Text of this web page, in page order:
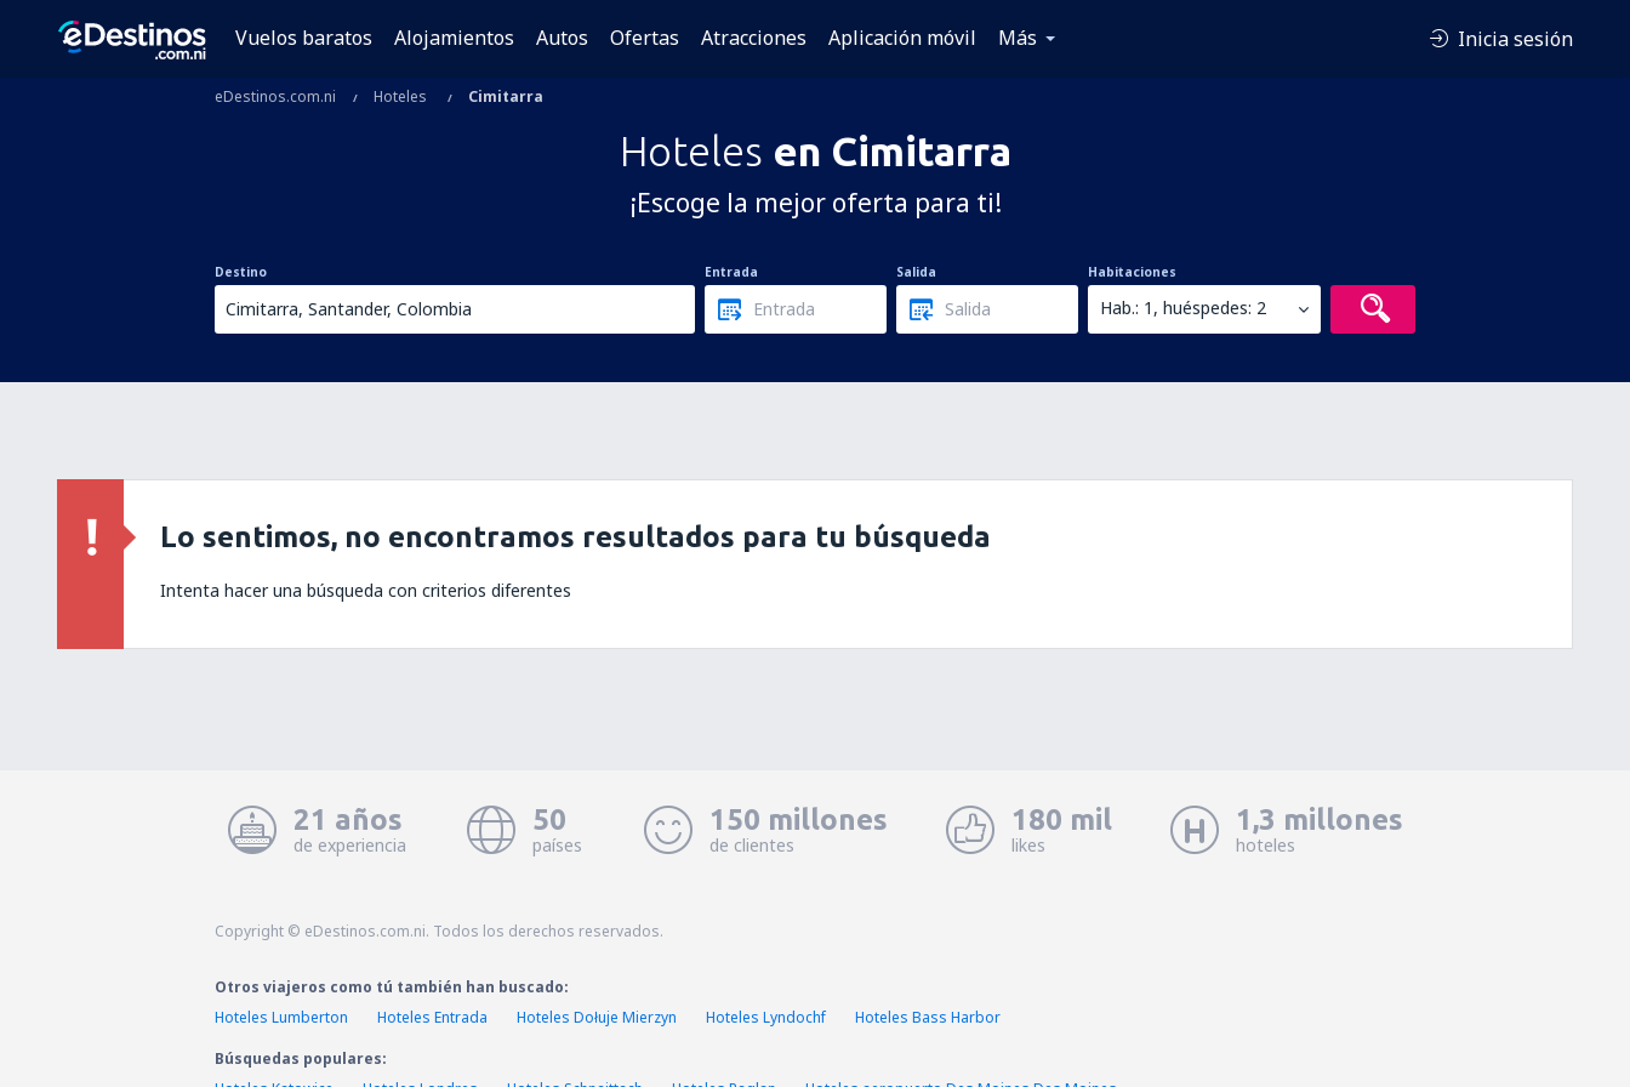
Vuelos baratos Alojamientos Autos Ofertas Atracciones Aplicación móvil Más Inicia sesión
eDestinos.com.ni Hoteles Cimitarra
Hoteles en Cimitarra
¡Escoge la mejor oferta para ti!
Destino Entrada Salida Habitaciones
Hab.: 1, huéspedes: 2
Lo sentimos, no encontramos resultados para tu búsqueda
Intenta hacer una búsqueda con criterios diferentes
21 años
de experiencia
50
países
150 millones
de clientes
180 mil
likes
1,3 millones
hoteles
Copyright © eDestinos.com.ni. Todos los derechos reservados.
Otros viajeros como tú también han buscado:
Hoteles Lumberton
Hoteles Entrada Hoteles Dołuje Mierzyn Hoteles Lyndochf
Hoteles Bass Harbor
Búsquedas populares: